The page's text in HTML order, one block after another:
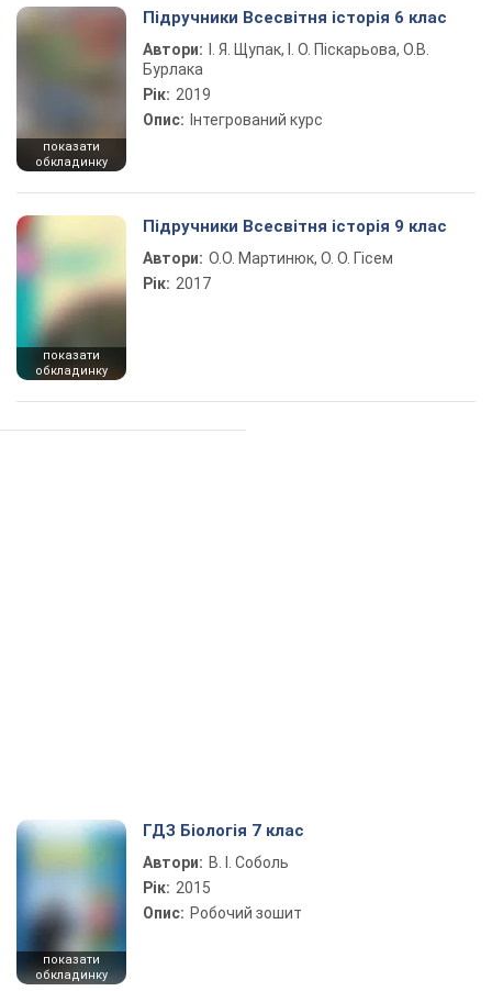
показати
обкладинку
Підручники Всесвітня історія 6 клас
Автори:
І. Я. Щупак, І. О. Піскарьова, О.В.
Бурлака
Рік: 2019
Опис: Інтегрований курс
показати
обкладинку
Підручники Всесвітня історія 9 клас
Автори: О.О. Мартинюк, О. О. Гісем
Рік: 2017
показати
обкладинку
ГДЗ Біологія 7 клас
Автори: В. І. Соболь
Рік: 2015
Опис: Робочий зошит